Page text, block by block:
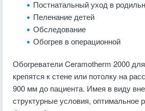
Постнатальный уход в
Пеленание детей
Обследование
Обогрев в операционной
Обогреватели Ceramotherm 2000
крепятся к стене или потолку на
900 мм до пациента. Имея в виду
структурные условия, оптимальное